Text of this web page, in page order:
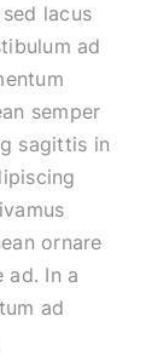
lacus
ad
semper
sagittis in
ornare
ad. In a
ad